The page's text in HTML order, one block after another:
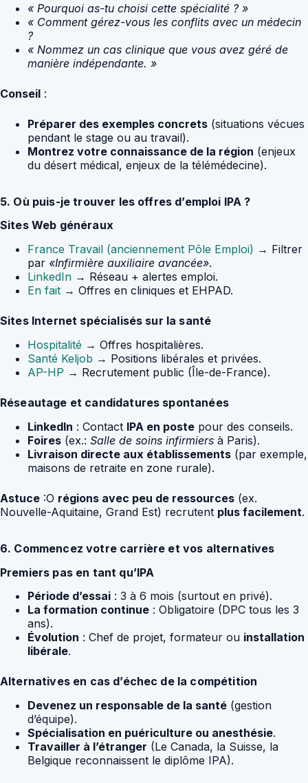
« Pourquoi as-tu choisi cette spécialité ? »
« Comment gérez-vous les conflits avec un médecin
?
« Nommez un cas clinique que vous avez géré de
manière indépendante. »
Conseil :
Préparer des exemples concrets (situations vécues
pendant le stage ou au travail).
Montrez votre connaissance de la région (enjeux
du désert médical, enjeux de la télémédecine).
5. Où puis-je trouver les offres d’emploi IPA ?
Sites Web généraux
France Travail (anciennement Pôle Emploi) → Filtrer
par «Infirmière auxiliaire avancée».
LinkedIn → Réseau + alertes emploi.
En fait → Offres en cliniques et EHPAD.
Sites Internet spécialisés sur la santé
Hospitalité → Offres hospitalières.
Santé Keljob → Positions libérales et privées.
AP-HP → Recrutement public (Île-de-France).
Réseautage et candidatures spontanées
LinkedIn : Contact IPA en poste pour des conseils.
Foires (ex.: Salle de soins infirmiers à Paris).
Livraison directe aux établissements (par exemple,
maisons de retraite en zone rurale).
Astuce :O régions avec peu de ressources (ex.
Nouvelle-Aquitaine, Grand Est) recrutent plus facilement.
6. Commencez votre carrière et vos alternatives
Premiers pas en tant qu’IPA
Période d’essai : 3 à 6 mois (surtout en privé).
La formation continue : Obligatoire (DPC tous les 3
ans).
Évolution : Chef de projet, formateur ou installation
libérale.
Alternatives en cas d’échec de la compétition
Devenez un responsable de la santé (gestion
d’équipe).
Spécialisation en puériculture ou anesthésie.
Travailler à l’étranger (Le Canada, la Suisse, la
Belgique reconnaissent le diplôme IPA).